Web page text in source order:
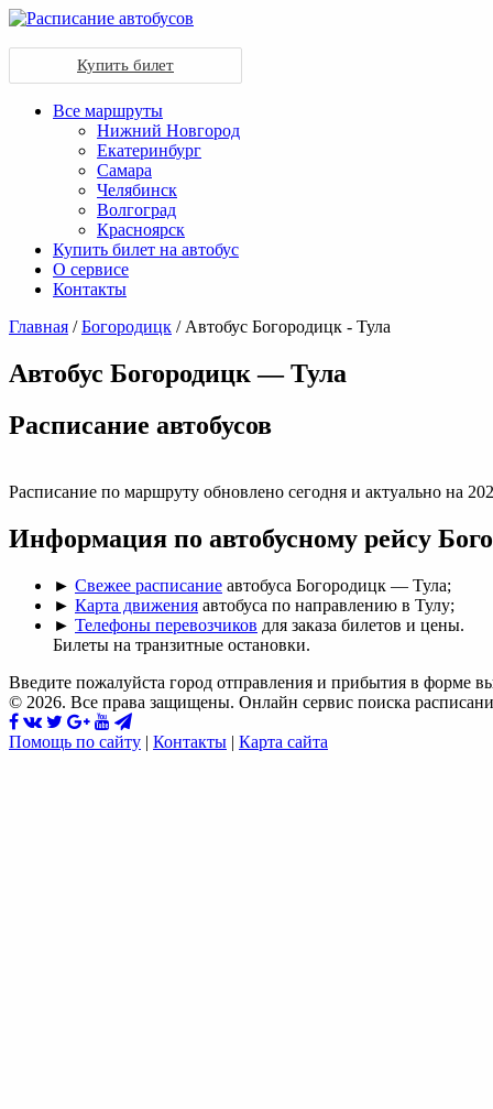
Купить билет
Все маршруты
Нижний Новгород
Екатеринбург
Самара
Челябинск
Волгоград
Красноярск
Купить билет на автобус
О сервисе
Контакты
Главная /Богородицк / Автобус Богородицк - Тула
Автобус Богородицк — Тула
Раcписание автобусов
Расписание по маршруту обновлено сегодня и актуально на
Информация по автобусному рейсу
► Свежее расписание автобуса Богородицк — Тула;
► Карта движения автобуса по направлению в Тулу;
► Телефоны перевозчиков для заказа билетов и цены.
Билеты на транзитные остановки.
Введите пожалуйста город отправления и прибытия в форме
© 2026. Все права защищены. Онлайн сервис поиска
Помощь по сайту | Контакты | Карта сайта